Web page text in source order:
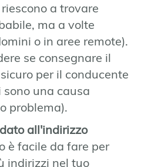
a trovare
ma a volte
o in aree remote).
se consegnare il
per il conducente
una causa
problema).
all'indirizzo
è facile da fare per
indirizzi nel tuo